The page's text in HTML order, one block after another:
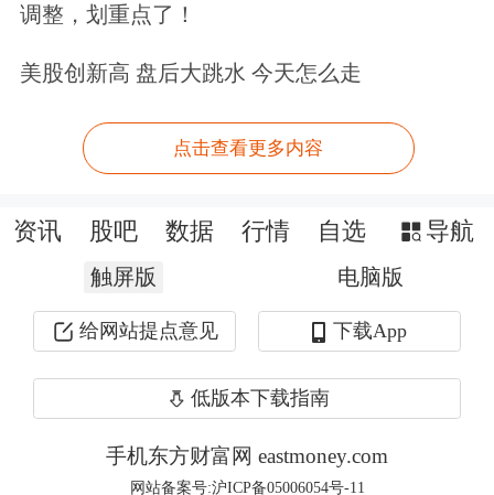
生了传导作用。数据显示，尽管7月就
业数据表现疲软，但特朗普政府的关税
政策引发了通胀担忧。美国劳工统计局
当地时间8月12日公布的数据显示，7月
美国消费者价格指数（CPI）环比上涨
0.2%，与6月0.3%的涨幅相比有所放
缓，符合市场预期；同比上涨2.7%，低
于市场预期的2.8%，与6月持平。剔除
食品和能源价格的核心CPI环比上涨
调整，划重点了！
美股创新高 盘后大跳水 今天怎么走
点击查看更多内容
资讯 股吧 数据 行情 自选 导航
触屏版 电脑版
给网站提点意见 下载App
低版本下载指南
手机东方财富网 eastmoney.com
网站备案号:沪ICP备05006054号-11